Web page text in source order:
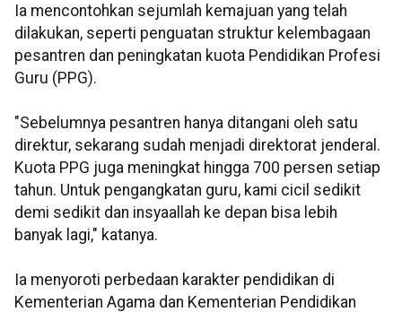
Ia mencontohkan sejumlah kemajuan yang telah
dilakukan, seperti penguatan struktur kelembagaan
pesantren dan peningkatan kuota Pendidikan Profesi
Guru (PPG).
"Sebelumnya pesantren hanya ditangani oleh satu
direktur, sekarang sudah menjadi direktorat jenderal.
Kuota PPG juga meningkat hingga 700 persen setiap
tahun. Untuk pengangkatan guru, kami cicil sedikit
demi sedikit dan insyaallah ke depan bisa lebih
banyak lagi," katanya.
Ia menyoroti perbedaan karakter pendidikan di
Kementerian Agama dan Kementerian Pendidikan